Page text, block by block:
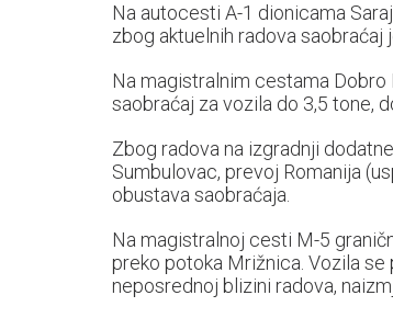
Na autocesti A-1 dionicama
zbog aktuelnih radova saobraćaj
Na magistralnim cestama
saobraćaj za vozila do 3,5 tone,
Zbog radova na izgradnji
Sumbulovac, prevoj Romanija
obustava saobraćaja.
Na magistralnoj cesti M-5
preko potoka Mrižnica. Vozila
neposrednoj blizini radova,